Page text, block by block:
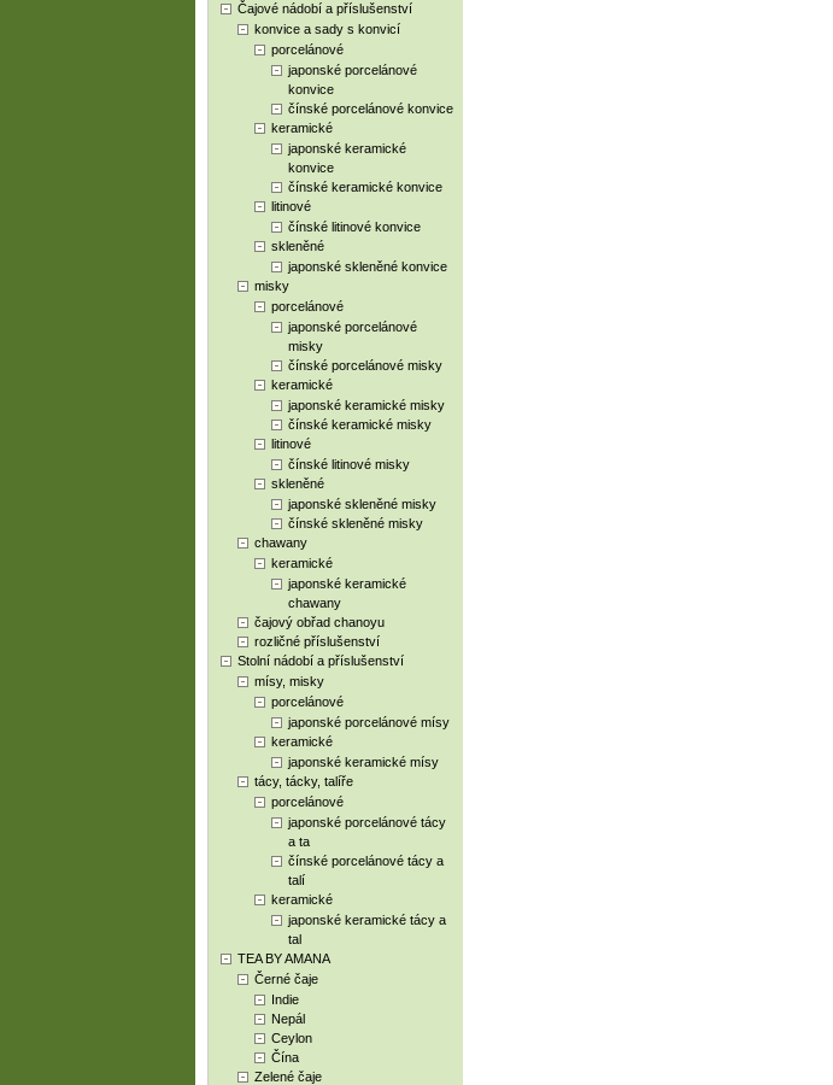
Čajové nádobí a příslušenství
konvice a sady s konvicí
porcelánové
japonské porcelánové
konvice
čínské porcelánové konvice
keramické
japonské keramické
konvice
čínské keramické konvice
litinové
čínské litinové konvice
skleněné
japonské skleněné konvice
misky
porcelánové
japonské porcelánové
misky
čínské porcelánové misky
keramické
japonské keramické misky
čínské keramické misky
litinové
čínské litinové misky
skleněné
japonské skleněné misky
čínské skleněné misky
chawany
keramické
japonské keramické
chawany
čajový obřad chanoyu
rozličné příslušenství
Stolní nádobí a příslušenství
mísy, misky
porcelánové
japonské porcelánové mísy
keramické
japonské keramické mísy
tácy, tácky, talíře
porcelánové
japonské porcelánové tácy
a ta
čínské porcelánové tácy a
talí
keramické
japonské keramické tácy a
tal
TEA BY AMANA
Černé čaje
Indie
Nepál
Ceylon
Čína
Zelené čaje